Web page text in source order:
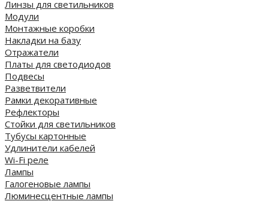
Линзы для светильников
Модули
Монтажные коробки
Накладки на базу
Отражатели
Платы для светодиодов
Подвесы
Разветвители
Рамки декоративные
Рефлекторы
Стойки для светильников
Тубусы картонные
Удлинители кабелей
Wi-Fi реле
Лампы
Галогеновые лампы
Люминесцентные лампы